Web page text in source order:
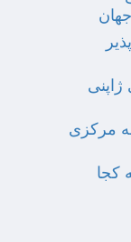
مرکزی
کجا